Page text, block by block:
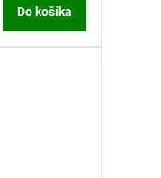
Do košíka